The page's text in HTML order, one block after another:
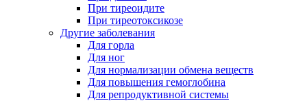
При тиреоидите
При тиреотоксикозе
Другие заболевания
Для горла
Для ног
Для нормализации обмена веществ
Для повышения гемоглобина
Для репродуктивной системы